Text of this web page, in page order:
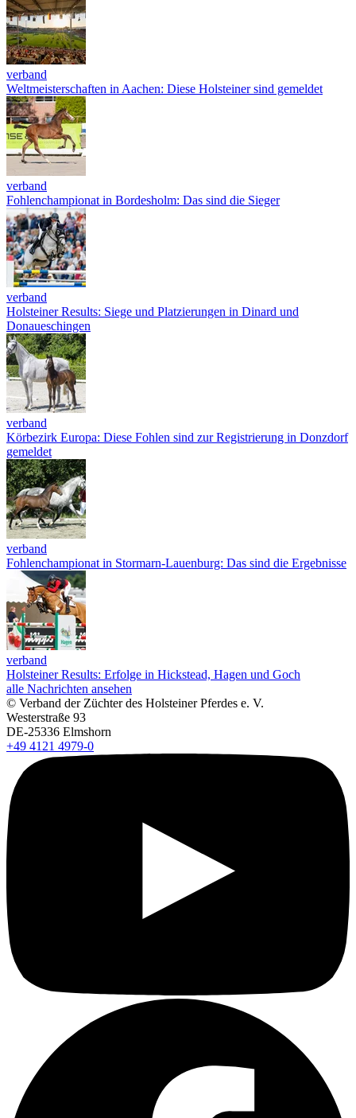
verband
Weltmeisterschaften in Aachen: Diese Holsteiner sind gemeldet
verband
Fohlenchampionat in Bordesholm: Das sind die Sieger
verband
Holsteiner Results: Siege und Platzierungen in Dinard und
Donaueschingen
verband
Körbezirk Europa: Diese Fohlen sind zur Registrierung in Donzdorf
gemeldet
verband
Fohlenchampionat in Stormarn-Lauenburg: Das sind die Ergebnisse
verband
Holsteiner Results: Erfolge in Hickstead, Hagen und Goch
alle Nachrichten ansehen
© Verband der Züchter des Holsteiner Pferdes e. V.
Westerstraße 93
DE-25336 Elmshorn
+49 4121 4979-0